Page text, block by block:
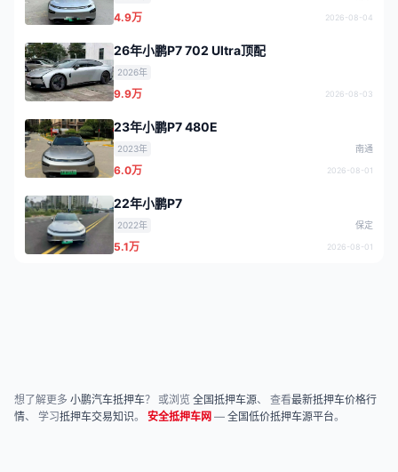
4.9万 2026-08-04
26年小鹏P7 702 Ultra顶配
2026年
9.9万 2026-08-03
23年小鹏P7 480E
2023年 南通
6.0万 2026-08-01
22年小鹏P7
2022年 保定
5.1万 2026-08-01
想了解更多 小鹏汽车抵押车？ 或浏览 全国抵押车源、 查看最新抵押车价格行
情、 学习抵押车交易知识。 安全抵押车网 — 全国低价抵押车源平台。